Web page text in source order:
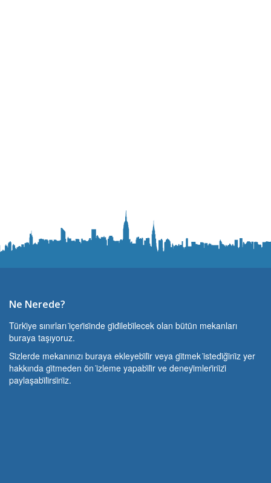
Ne Nerede?
Türki̇ye sınırları i̇çeri̇si̇nde gi̇di̇lebi̇lecek olan bütün mekanları
buraya taşıyoruz.
Si̇zlerde mekanınızı buraya ekleyebi̇li̇r veya gi̇tmek i̇stedi̇ği̇ni̇z yer
hakkında gi̇tmeden ön i̇zleme yapabi̇li̇r ve deneyi̇mleri̇ni̇zi̇
paylaşabi̇li̇rsi̇ni̇z.